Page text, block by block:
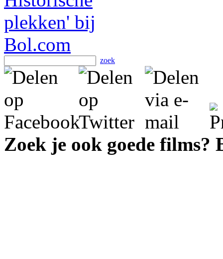
zoek
Zoek je ook goede films?